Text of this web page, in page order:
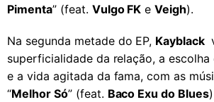
Pimenta” (feat. Vulgo FK eVeigh).
Na segunda metade do EP, Kayblack
superficialidade da relação, a
e a vida agitada da fama, com as
“Melhor Só” (feat. Baco Exu do Blues